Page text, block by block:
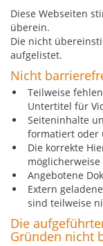
Diese Webseiten
überein.
Die nicht
aufgelistet.
Nicht
Teilweise
Untertitel für
Seiteninhalte
formatiert oder
Die korrekte
Angebotene
Extern
sind teilweise
Die
Gründen nicht